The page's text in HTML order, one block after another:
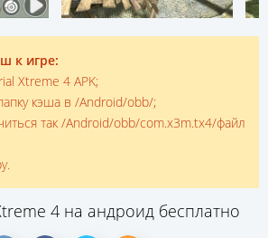
к игре:
Xtreme 4 APK;
кэша в /Android/obb/;
так /Android/obb/com.x3m.tx4/файл
4 на андроид бесплатно